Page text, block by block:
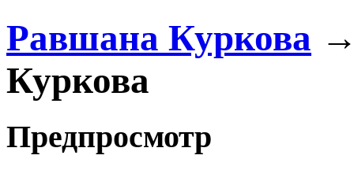
Равшана Куркова
Куркова
Предпросмотр